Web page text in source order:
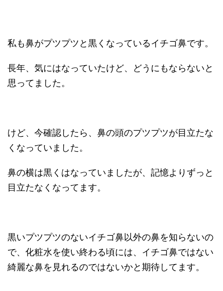
私も鼻がプツプツと黒くなっているイチゴ鼻です。
長年、気にはなっていたけど、どうにもならないと
思ってました。
けど、今確認したら、鼻の頭のプツプツが目立たな
くなっていました。
鼻の横は黒くはなっていましたが、記憶よりずっと
目立たなくなってます。
黒いプツプツのないイチゴ鼻以外の鼻を知らないの
で、化粧水を使い終わる頃には、イチゴ鼻ではない
綺麗な鼻を見れるのではないかと期待してます。